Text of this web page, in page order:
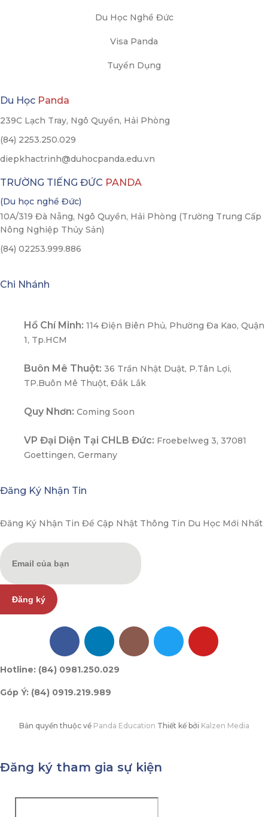
Du Học Nghề Đức
Visa Panda
Tuyển Dụng
Du Học Panda
239C Lạch Tray, Ngô Quyền, Hải Phòng
(84) 2253.250.029
diepkhactrinh@duhocpanda.edu.vn
TRƯỜNG TIẾNG ĐỨC PANDA
(Du học nghề Đức)
10A/319 Đà Nẵng, Ngô Quyền, Hải Phòng (Trường Trung Cấp
Nông Nghiệp Thủy Sản)
(84) 02253.999.886
Chi Nhánh
Hồ Chí Minh: 114 Điện Biên Phủ, Phường Đa Kao, Quận
1, Tp.HCM
Buôn Mê Thuột: 36 Trần Nhật Duật, P.Tân Lợi,
TP.Buôn Mê Thuột, Đắk Lắk
Quy Nhơn: Coming Soon
VP Đại Diện Tại CHLB Đức: Froebelweg 3, 37081
Goettingen, Germany
Đăng Ký Nhận Tin
Đăng Ký Nhận Tin Để Cập Nhật Thông Tin Du Học Mới Nhất
Đăng ký
Hotline: (84) 0981.250.029
Góp Ý: (84) 0919.219.989
Bản quyền thuộc về Panda Education Thiết kế bởi Kalzen Media
Đăng ký tham gia sự kiện